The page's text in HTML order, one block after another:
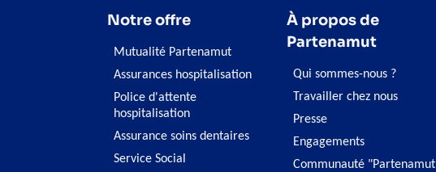
Notre offre
Mutualité Partenamut
Assurances hospitalisation
Police d'attente
hospitalisation
Assurance soins dentaires
Service Social
À propos de
Partenamut
Qui sommes-nous ?
Travailler chez nous
Presse
Engagements
Communauté "Partenamut